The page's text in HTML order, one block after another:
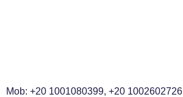
Mob: +20 1001080399, +20 1002602726